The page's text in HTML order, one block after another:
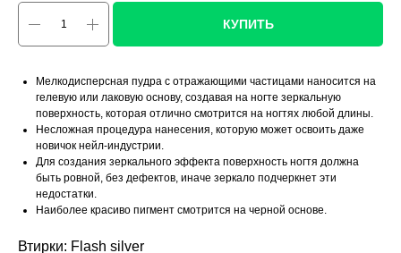
КУПИТЬ
Мелкодисперсная пудра с отражающими частицами наносится на
гелевую или лаковую основу, создавая на ногте зеркальную
поверхность, которая отлично смотрится на ногтях любой длины.
Несложная процедура нанесения, которую может освоить даже
новичок нейл-индустрии.
Для создания зеркального эффекта поверхность ногтя должна
быть ровной, без дефектов, иначе зеркало подчеркнет эти
недостатки.
Наиболее красиво пигмент смотрится на черной основе.
Втирки: Flash silver